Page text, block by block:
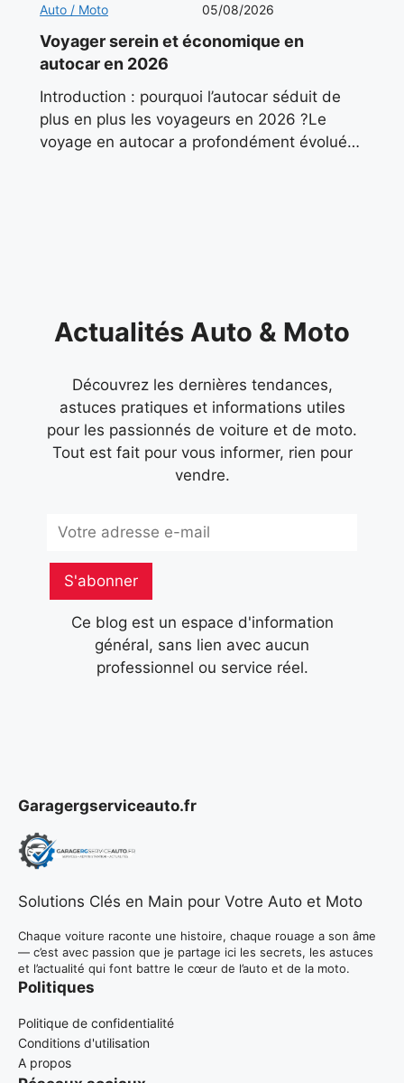
Auto / Moto 05/08/2026
Voyager serein et économique en
autocar en 2026
Introduction : pourquoi l’autocar séduit de
plus en plus les voyageurs en 2026 ?Le
voyage en autocar a profondément évolué
Actualités Auto & Moto
Découvrez les dernières tendances,
astuces pratiques et informations utiles
pour les passionnés de voiture et de moto.
Tout est fait pour vous informer, rien pour
vendre.
S'abonner
Ce blog est un espace d'information
général, sans lien avec aucun
professionnel ou service réel.
Garagergserviceauto.fr
Solutions Clés en Main pour Votre Auto et Moto
Chaque voiture raconte une histoire, chaque rouage a son âme
— c’est avec passion que je partage ici les secrets, les astuces
et l’actualité qui font battre le cœur de l’auto et de la moto.
Politiques
Politique de confidentialité
Conditions d'utilisation
A propos